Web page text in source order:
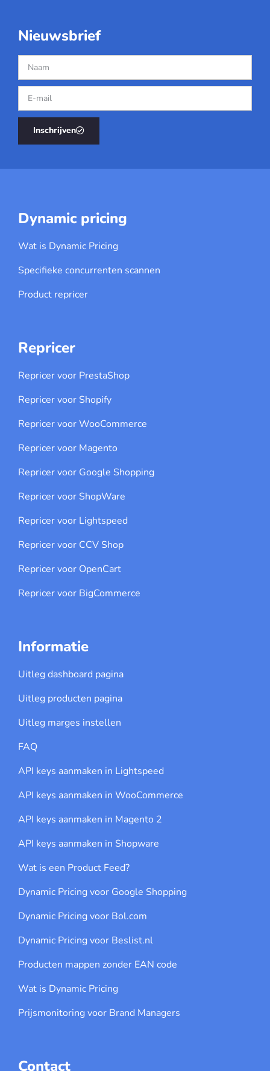
Nieuwsbrief
Inschrijven
Dynamic pricing
Wat is Dynamic Pricing
Specifieke concurrenten scannen
Product repricer
Repricer
Repricer voor PrestaShop
Repricer voor Shopify
Repricer voor WooCommerce
Repricer voor Magento
Repricer voor Google Shopping
Repricer voor ShopWare
Repricer voor Lightspeed
Repricer voor CCV Shop
Repricer voor OpenCart
Repricer voor BigCommerce
Informatie
Uitleg dashboard pagina
Uitleg producten pagina
Uitleg marges instellen
FAQ
API keys aanmaken in Lightspeed
API keys aanmaken in WooCommerce
API keys aanmaken in Magento 2
API keys aanmaken in Shopware
Wat is een Product Feed?
Dynamic Pricing voor Google Shopping
Dynamic Pricing voor Bol.com
Dynamic Pricing voor Beslist.nl
Producten mappen zonder EAN code
Wat is Dynamic Pricing
Prijsmonitoring voor Brand Managers
Contact